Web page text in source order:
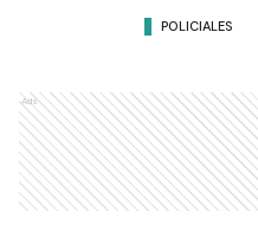
POLICIALES
Ads